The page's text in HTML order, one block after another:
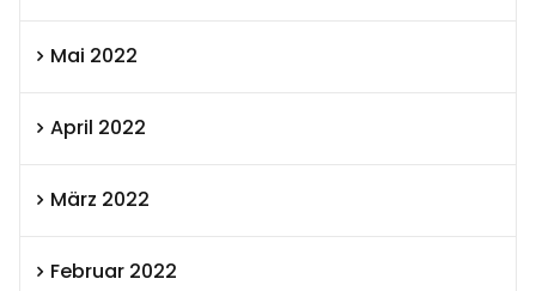
Mai 2022
April 2022
März 2022
Februar 2022